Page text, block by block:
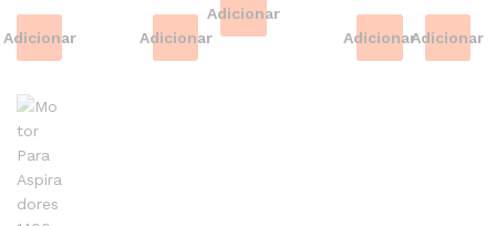
Adicionar Adicionar
Adicionar
AdicionarAdicionar